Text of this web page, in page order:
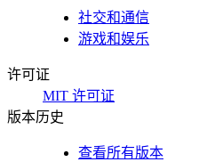
社交和通信
游戏和娱乐
许可证
MIT 许可证
版本历史
查看所有版本